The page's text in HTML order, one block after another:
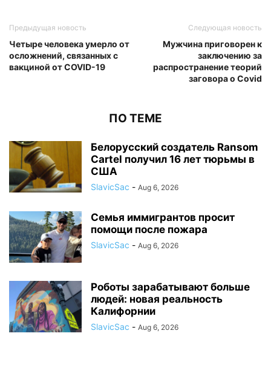
Предыдущая новость
Четыре человека умерло от
осложнений, связанных с
вакциной от COVID-19
Следующая новость
Мужчина приговорен к
заключению за
распространение теорий
заговора о Covid
ПО ТЕМЕ
Белорусский создатель Ransom
Cartel получил 16 лет тюрьмы в
США
SlavicSac - Aug 6, 2026
Семья иммигрантов просит
помощи после пожара
SlavicSac - Aug 6, 2026
Роботы зарабатывают больше
людей: новая реальность
Калифорнии
SlavicSac - Aug 6, 2026